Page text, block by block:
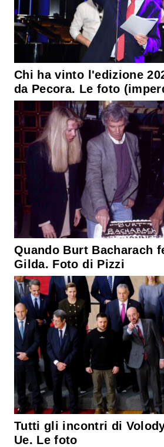
Chi ha vinto l'edizione
da Pecora. Le foto
Quando Burt Bacharach
Gilda. Foto di Pizzi
Tutti gli incontri di
Ue. Le foto